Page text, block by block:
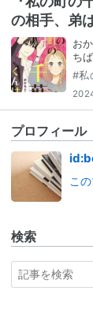
の相手、弟
お
ち
#私
プロフィール
こ
検索